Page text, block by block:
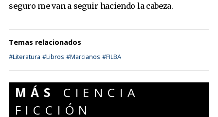
seguro me van a seguir haciendo la cabeza.
Temas relacionados
#Literatura #Libros #Marcianos #FILBA
MÁS
CIENCIA
FICCIÓN